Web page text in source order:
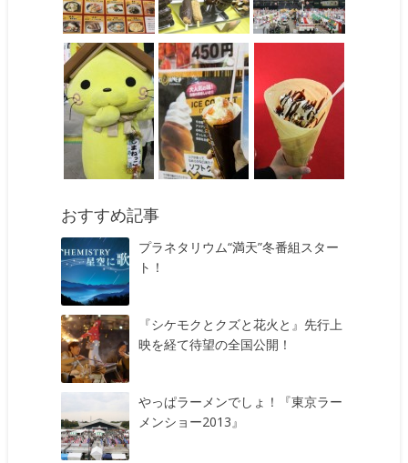
おすすめ記事
プラネタリウム“満天”冬番組スター
ト！
『シケモクとクズと花火と』先行上
映を経て待望の全国公開！
やっぱラーメンでしょ！『東京ラー
メンショー2013』